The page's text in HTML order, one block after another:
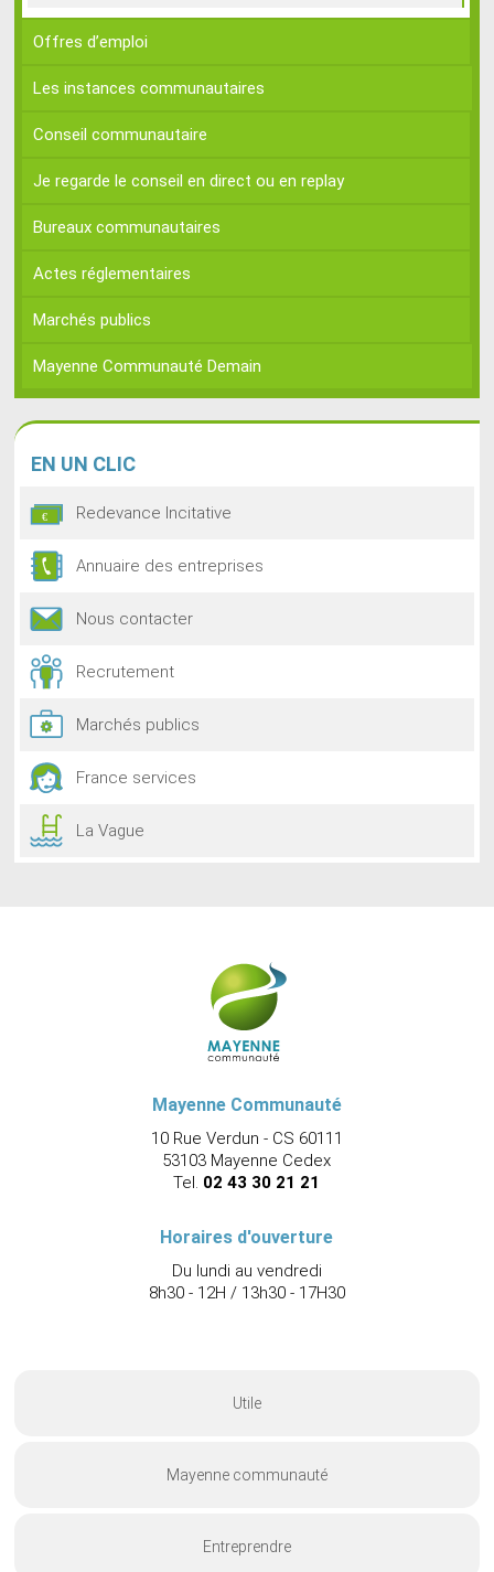
Offres d’emploi
Les instances communautaires
Conseil communautaire
Je regarde le conseil en direct ou en replay
Bureaux communautaires
Actes réglementaires
Marchés publics
Mayenne Communauté Demain
EN UN CLIC
Redevance Incitative
Annuaire des entreprises
Nous contacter
Recrutement
Marchés publics
France services
La Vague
Mayenne Communauté
10 Rue Verdun - CS 60111
53103 Mayenne Cedex
Tel. 02 43 30 21 21
Horaires d'ouverture
Du lundi au vendredi
8h30 - 12H / 13h30 - 17H30
Utile
Mayenne communauté
Entreprendre